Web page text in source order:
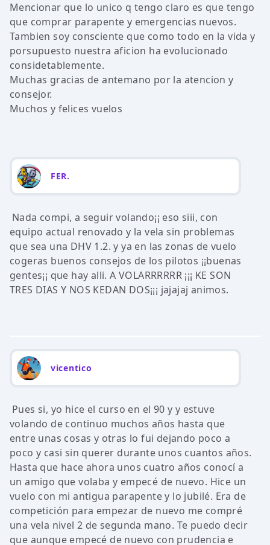
Mencionar que lo unico q tengo claro es que tengo
que comprar parapente y emergencias nuevos.
Tambien soy consciente que como todo en la vida y
porsupuesto nuestra aficion ha evolucionado
considetablemente.
Muchas gracias de antemano por la atencion y
consejor.
Muchos y felices vuelos
FER.
Nada compi, a seguir volando¡¡ eso siii, con
equipo actual renovado y la vela sin problemas
que sea una DHV 1.2. y ya en las zonas de vuelo
cogeras buenos consejos de los pilotos ¡¡buenas
gentes¡¡ que hay alli. A VOLARRRRRR ¡¡¡ KE SON
TRES DIAS Y NOS KEDAN DOS¡¡¡ jajajaj animos.
vicentico
Pues si, yo hice el curso en el 90 y y estuve
volando de continuo muchos años hasta que
entre unas cosas y otras lo fui dejando poco a
poco y casi sin querer durante unos cuantos años.
Hasta que hace ahora unos cuatro años conocí a
un amigo que volaba y empecé de nuevo. Hice un
vuelo con mi antigua parapente y lo jubilé. Era de
competición para empezar de nuevo me compré
una vela nivel 2 de segunda mano. Te puedo decir
que aunque empecé de nuevo con prudencia e